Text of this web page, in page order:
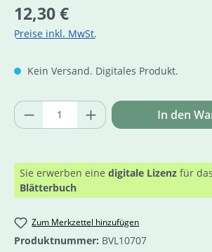
Regulärer Preis:
12,30 €
Preise inkl. MwSt.
Kein Versand. Digitales Produkt.
Produkt Anzahl: Gib den
In den
Sie erwerben eine digitale Lizenz für das
Blätterbuch
Zum Merkzettel hinzufügen
Produktnummer: BVL10707